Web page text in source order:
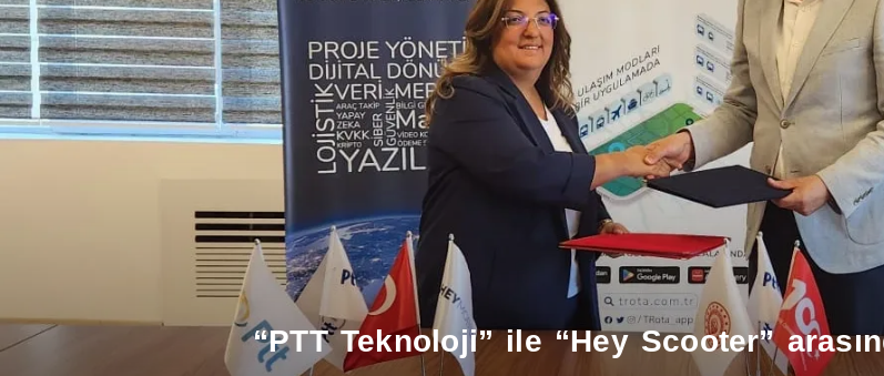
“PTT Teknoloji” ile “Hey Scooter”